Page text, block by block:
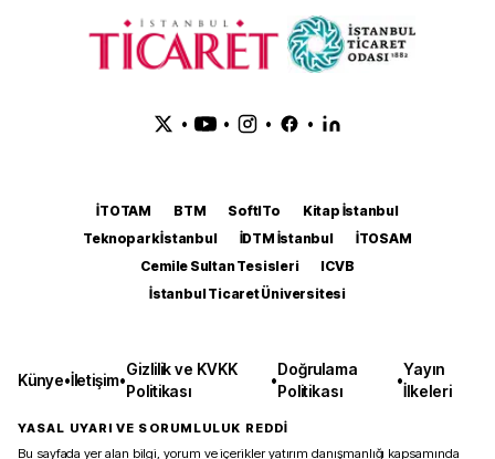
• • • •
İTOTAM BTM SoftITo
Kitap İstanbul
Teknopark İstanbul
İDTM İstanbul
İTOSAM
Cemile Sultan Tesisleri
ICVB
İstanbul Ticaret Üniversitesi
Künye•İletişim•
Gizlilik ve KVKK
Politikası
•
Doğrulama
Politikası
•
Yayın
İlkeleri
YASAL UYARI VE SORUMLULUK REDDİ
Bu sayfada yer alan bilgi, yorum ve içerikler yatırım danışmanlığı kapsamında